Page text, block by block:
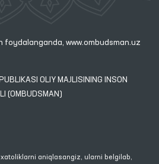
foydalanganda, www.ombudsman.uz
OLIY MAJLISINING INSON
(OMBUDSMAN)
aniqlasangiz, ularni belgilab,